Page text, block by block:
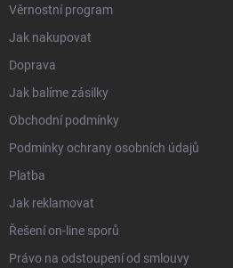
Věrnostní program
Jak nakupovat
Doprava
Jak balíme zásilky
Obchodní podmínky
Podmínky ochrany osobních údajů
Platba
Jak reklamovat
Řešení on-line sporů
Právo na odstoupení od smlouvy